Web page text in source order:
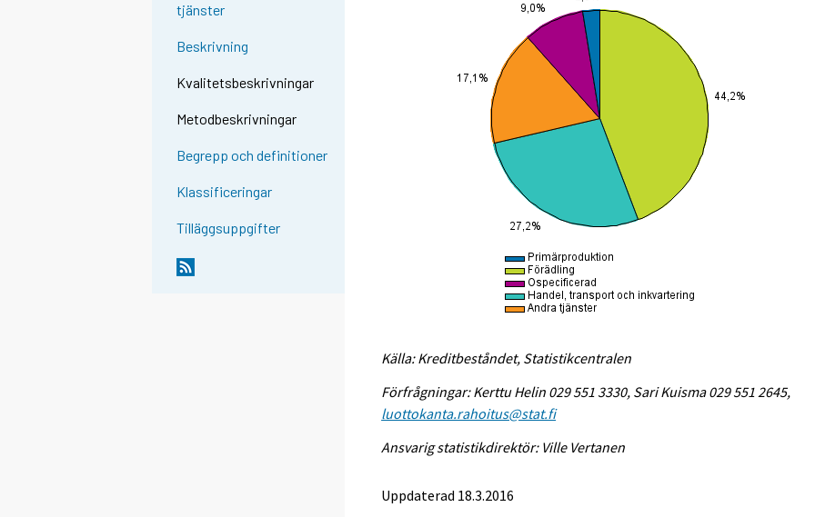
tjänster
Beskrivning
Kvalitetsbeskrivningar
Metodbeskrivningar
Begrepp och definitioner
Klassificeringar
Tilläggsuppgifter
Källa: Kreditbeståndet, Statistikcentralen
Förfrågningar: Kerttu Helin 029 551 3330, Sari Kuisma 029 551 2645,
luottokanta.rahoitus@stat.fi
Ansvarig statistikdirektör: Ville Vertanen
Uppdaterad 18.3.2016